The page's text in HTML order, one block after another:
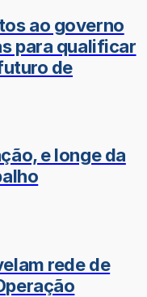
ao governo
para qualificar
de
e longe da
rede de